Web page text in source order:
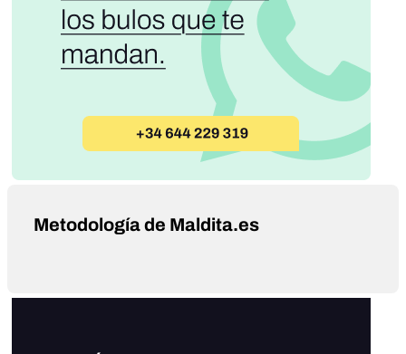
Metodología de Maldita.es